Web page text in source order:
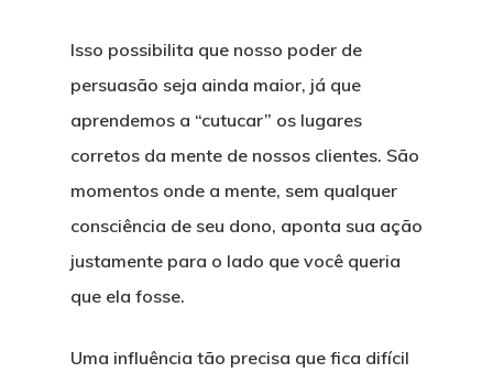
Isso possibilita que nosso poder de
persuasão seja ainda maior, já que
aprendemos a “cutucar” os lugares
corretos da mente de nossos clientes. São
momentos onde a mente, sem qualquer
consciência de seu dono, aponta sua ação
justamente para o lado que você queria
que ela fosse.
Uma influência tão precisa que fica difícil